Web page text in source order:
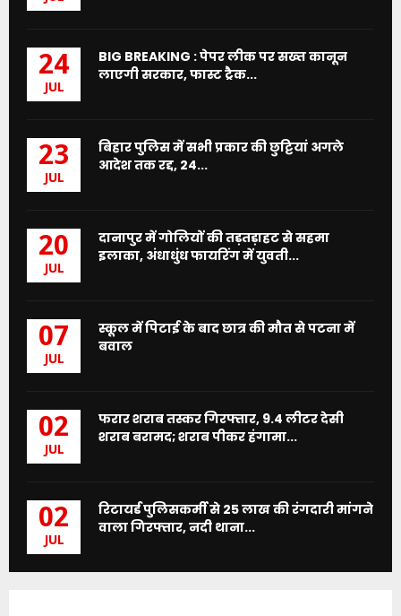
24
JUL
BIG BREAKING : पेपर लीक पर सख्त कानून
लाएगी सरकार, फास्ट ट्रैक...
23
JUL
बिहार पुलिस में सभी प्रकार की छुट्टियां अगले
आदेश तक रद्द, 24...
20
JUL
दानापुर में गोलियों की तड़तड़ाहट से सहमा
इलाका, अंधाधुंध फायरिंग में युवती...
07
JUL
स्कूल में पिटाई के बाद छात्र की मौत से पटना में
बवाल
02
JUL
फरार शराब तस्कर गिरफ्तार, 9.4 लीटर देसी
शराब बरामद; शराब पीकर हंगामा...
02
JUL
रिटायर्ड पुलिसकर्मी से 25 लाख की रंगदारी मांगने
वाला गिरफ्तार, नदी थाना...